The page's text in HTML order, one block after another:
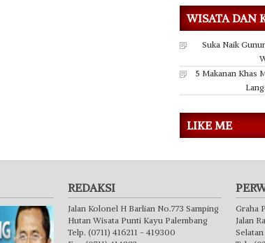
WISATA DAN
Suka Naik
5 Makanan Khas
LIKE ME
REDAKSI
Jalan Kolonel H Barlian No.773 Samping
Hutan Wisata Punti Kayu Palembang
Telp. (0711) 416211 - 419300
Graha
Jalan
Selatan